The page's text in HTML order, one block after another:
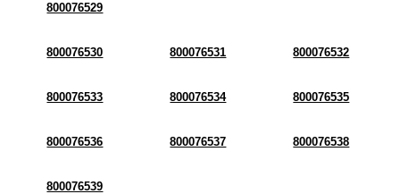
800076529
800076530 800076531 800076532
800076533 800076534 800076535
800076536 800076537 800076538
800076539